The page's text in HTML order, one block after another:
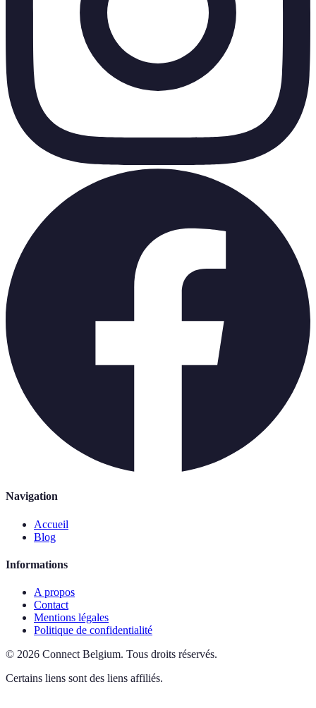
Navigation
Accueil
Blog
Informations
A propos
Contact
Mentions légales
Politique de confidentialité
© 2026 Connect Belgium. Tous droits réservés.
Certains liens sont des liens affiliés.